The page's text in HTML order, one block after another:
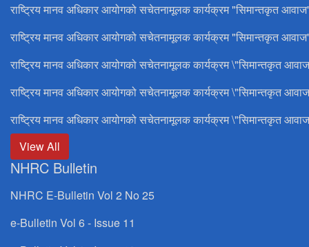
राष्ट्रिय मानव अधिकार आयोगको सचेतनामूलक कार्यक्रम "सिमान्तकृत
राष्ट्रिय मानव अधिकार आयोगको सचेतनामूलक कार्यक्रम "सिमान्तकृत
राष्ट्रिय मानव अधिकार आयोगको सचेतनामूलक कार्यक्रम \"सिमान्तकृत
राष्ट्रिय मानव अधिकार आयोगको सचेतनामूलक कार्यक्रम \"सिमान्तकृत
राष्ट्रिय मानव अधिकार आयोगको सचेतनामूलक कार्यक्रम \"सिमान्तकृत
View All
NHRC Bulletin
NHRC E-Bulletin Vol 2 No 25
e-Bulletin Vol 6 - Issue 11